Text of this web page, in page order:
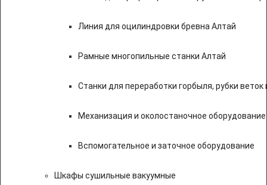
Линия для оцилиндровки бревна Алтай
Рамные многопильные станки Алтай
Станки для переработки горбыля, рубки веток
Механизация и околостаночное оборудование
Вспомогательное и заточное оборудование
Шкафы сушильные вакуумные